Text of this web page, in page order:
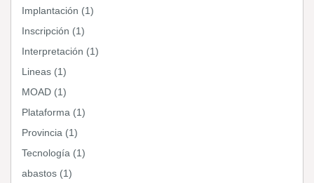
Implantación (1)
Inscripción (1)
Interpretación (1)
Lineas (1)
MOAD (1)
Plataforma (1)
Provincia (1)
Tecnología (1)
abastos (1)